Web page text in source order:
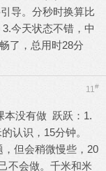
导。分秒时换算比
今天状态不错，中
了，总用时28分
11#
本没有做 跃跃：1.
的认识，15分钟。
但会稍微慢些，20
不会做。千米和米